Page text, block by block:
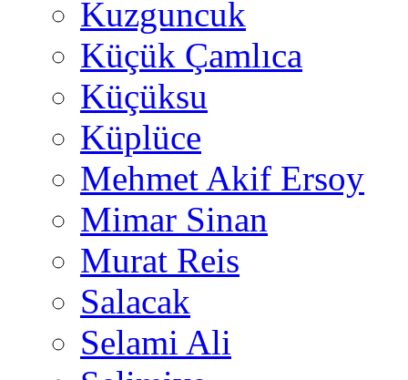
Kuzguncuk
Küçük Çamlıca
Küçüksu
Küplüce
Mehmet Akif Ersoy
Mimar Sinan
Murat Reis
Salacak
Selami Ali